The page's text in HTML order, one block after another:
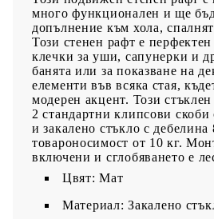
много функционален и ще
допълнение към хола,
Този стенен рафт е
клечки за уши, сапунерки и
банята или за показване на
елементи във всяка стая,
модерен акцент. Този
2 стандартни клипсови скоби
и закалено стъкло с
товароносимост от 10 кг.
включени и сглобяването е
Цвят: Мат
Материал: Закалено